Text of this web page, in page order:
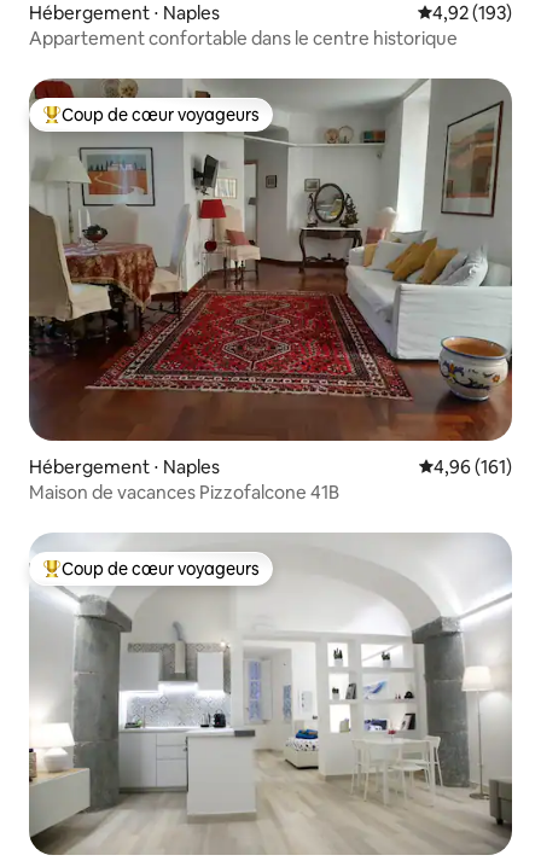
Hébergement ⋅ Naples Évaluation
4,92 (193)
Appartement confortable dans le centre historique
Coups de cœur voyageurs les plus appréciés
Coup de cœur voyageurs
Hébergement ⋅ Naples Évaluation
4,96 (161)
Maison de vacances Pizzofalcone 41B
Coups de cœur voyageurs les plus appréciés
Coup de cœur voyageurs